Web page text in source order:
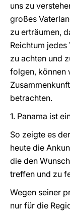
uns zu
großes
zu erträumen,
Reichtum
zu achten und
folgen, können
betrachten.
1. Panama ist
So zeigte es
heute die
die den
treffen und zu
Wegen seiner
nur für die